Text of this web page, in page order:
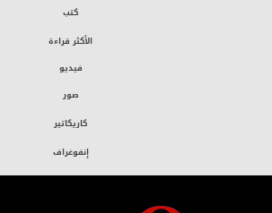
كتب
الأكثر قراءة
فيديو
صور
كاريكاتير
إنفوغراف